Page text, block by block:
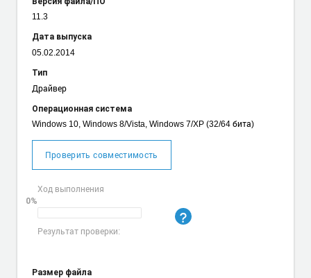
11.3
Дата выпуска
05.02.2014
Тип
Драйвер
Операционная система
Windows 10, Windows 8/Vista, Windows 7/XP (32/64 бита)
Проверить совместимость
Ход выполнения
0%
Результат проверки:
Размер файла